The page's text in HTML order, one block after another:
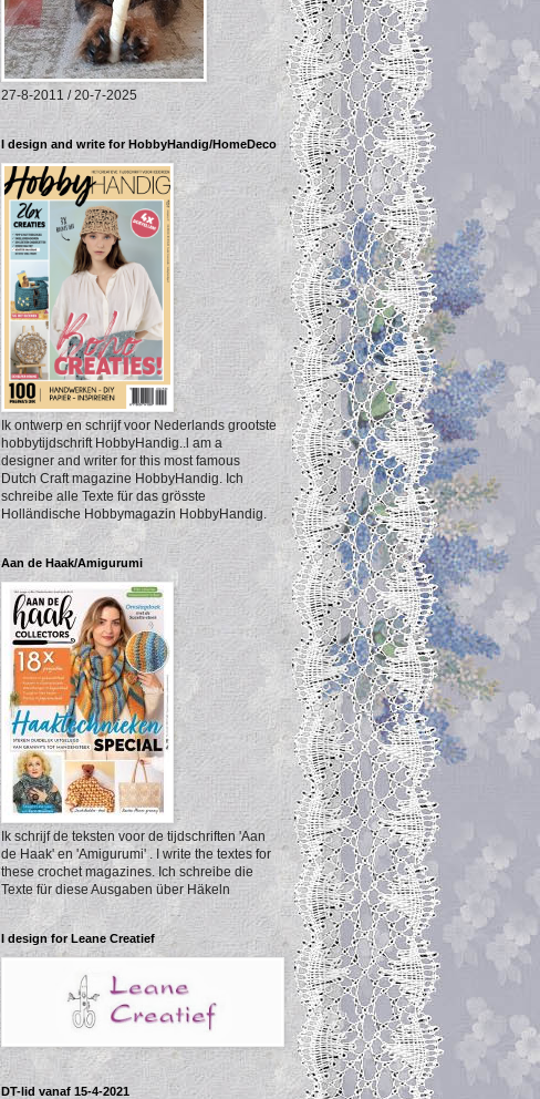
27-8-2011 / 20-7-2025
I design and write for HobbyHandig/HomeDeco
Ik ontwerp en schrijf voor Nederlands grootste
hobbytijdschrift HobbyHandig..l am a
designer and writer for this most famous
Dutch Craft magazine HobbyHandig. Ich
schreibe alle Texte für das grösste
Holländische Hobbymagazin HobbyHandig.
Aan de Haak/Amigurumi
Ik schrijf de teksten voor de tijdschriften 'Aan
de Haak' en 'Amigurumi' . I write the textes for
these crochet magazines. Ich schreibe die
Texte für diese Ausgaben über Häkeln
I design for Leane Creatief
DT-lid vanaf 15-4-2021